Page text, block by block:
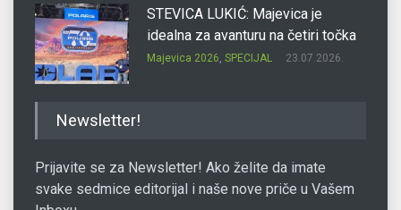
STEVICA LUKIĆ: Majevica je
idealna za avanturu na četiri točka
Majevica 2026, SPECIJAL 23.07.2026.
Newsletter!
Prijavite se za Newsletter! Ako želite da imate
svake sedmice editorijal i naše nove priče u Vašem